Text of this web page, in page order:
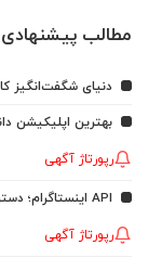
مطالب پیشنهادی
دنیای شگفت‌انگیز
بهترین اپلیکیشن
رپورتاژ آگهی
API اینستاگرام؛ دسترسی آسان، سریع و بدون محدودیت به اطلاعات اینستاگرام
رپورتاژ آگهی